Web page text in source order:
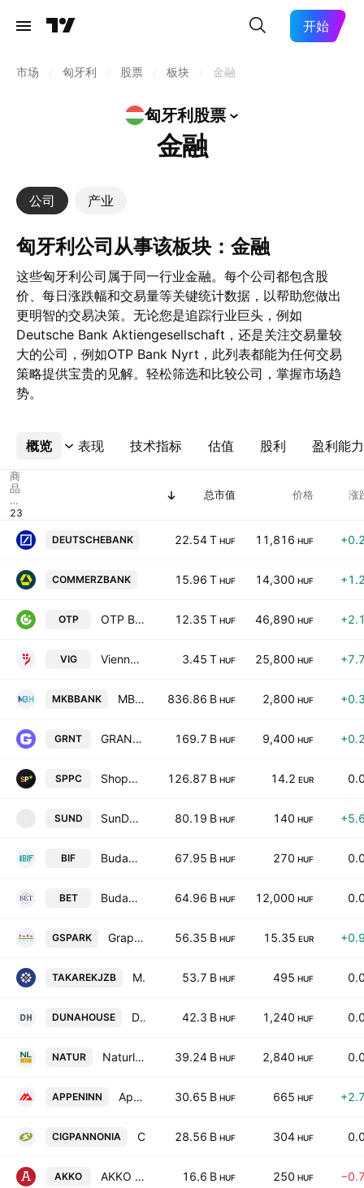
开始
市场 匈牙利 股票 板块 金融
匈牙利股票
金融
公司 产业
匈牙利公司从事该板块：金融
这些匈牙利公司属于同一行业金融。每个公司都包含股
价、每日涨跌幅和交易量等关键统计数据，以帮助您做出
更明智的交易决策。无论您是追踪行业巨头，例如
Deutsche Bank Aktiengesellschaft，还是关注交易量较
大的公司，例如OTP Bank Nyrt，此列表都能为任何交易
策略提供宝贵的见解。轻松筛选和比较公司，掌握市场趋
势。
概览 表现 技术指标 估值 股利 盈利能力
更多
商
品
代
码
总市值 价格 涨
DEUTSCHEBANK Deutsche Bank Aktiengesellschaft
22.54 T HUF 11,816 HUF
COMMERZBANK Commerzbank AG
15.96 T HUF 14,300 HUF
OTP OTP Bank Nyrt 12.35 T HUF 46,890 HUF
VIG Vienna Insurance Group AG 3.45 T HUF 25,800 HUF
MKBBANK MBH Bank Plc. Class A 836.86 B HUF 2,800 HUF
GRNT GRANIT Bank Nyilvanosan Mukodo Reszvenytarsasag 169.7 B HUF 9,400 HUF
SPPC Shopper Park Plus Nyrt. 126.87 B HUF 14.2 EUR
SUND SunDell Estate Nyilvanosan Mukodo Reszvenytarsasag 80.19 B HUF 140 HUF
BIF Budapesti Ingatlan Hasznositasi es Fejlesztesi Nyrt 67.95 B HUF 270 HUF
BET Budapest Stock Exchange Plc 64.96 B HUF 12,000 HUF
GSPARK Graphisoft Park SE 56.35 B HUF 15.35 EUR
TAKAREKJZB MBH Mortgage Bank Co. Plc. 53.7 B HUF 495 HUF
DUNAHOUSE DH Group Nyilvanosan Mukodo Reszvenytarsasag 42.3 B HUF 1,240 HUF
NATUR Naturland Holding Vagyonkezelo es Befektetesi Nyilvanosan Mukodo Reszvenytarsasag Class A 39.24 B HUF 2,840 HUF
APPENINN Appeninn Vagyonkezelo Holding Nyrt 30.65 B HUF 665 HUF
CIGPANNONIA 28.56 B HUF 304 HUF
AKKO AKKO Invest Nyrt. 16.6 B HUF 250 HUF